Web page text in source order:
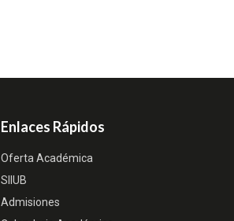
Enlaces Rápidos
Oferta Académica
SIIUB
Admisiones